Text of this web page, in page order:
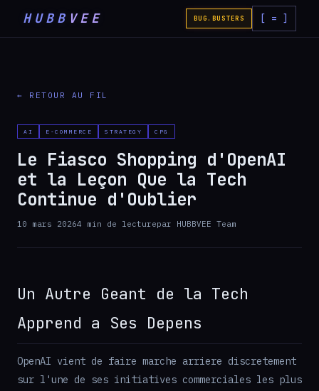
HUBB VEE BUG.BUSTERS [ = ]
← RETOUR AU FIL
AI E-COMMERCE STRATEGY CPG
Le Fiasco Shopping d'OpenAI
et la Leçon Que la Tech
Continue d'Oublier
10 mars 20264 min de lecturepar HUBBVEE Team
Un Autre Geant de la Tech
Apprend a Ses Depens
OpenAI vient de faire marche arriere discretement
sur l'une de ses initiatives commerciales les plus